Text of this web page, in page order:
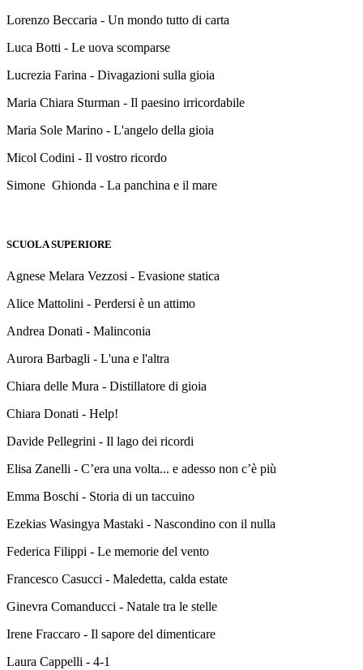
Lorenzo Beccaria - Un mondo tutto di carta
Luca Botti - Le uova scomparse
Lucrezia Farina - Divagazioni sulla gioia
Maria Chiara Sturman - Il paesino irricordabile
Maria Sole Marino - L'angelo della gioia
Micol Codini - Il vostro ricordo
Simone Ghionda - La panchina e il mare
SCUOLA SUPERIORE
Agnese Melara Vezzosi - Evasione statica
Alice Mattolini - Perdersi è un attimo
Andrea Donati - Malinconia
Aurora Barbagli - L'una e l'altra
Chiara delle Mura - Distillatore di gioia
Chiara Donati - Help!
Davide Pellegrini - Il lago dei ricordi
Elisa Zanelli - C’era una volta... e adesso non c’è più
Emma Boschi - Storia di un taccuino
Ezekias Wasingya Mastaki - Nascondino con il nulla
Federica Filippi - Le memorie del vento
Francesco Casucci - Maledetta, calda estate
Ginevra Comanducci - Natale tra le stelle
Irene Fraccaro - Il sapore del dimenticare
Laura Cappelli - 4-1